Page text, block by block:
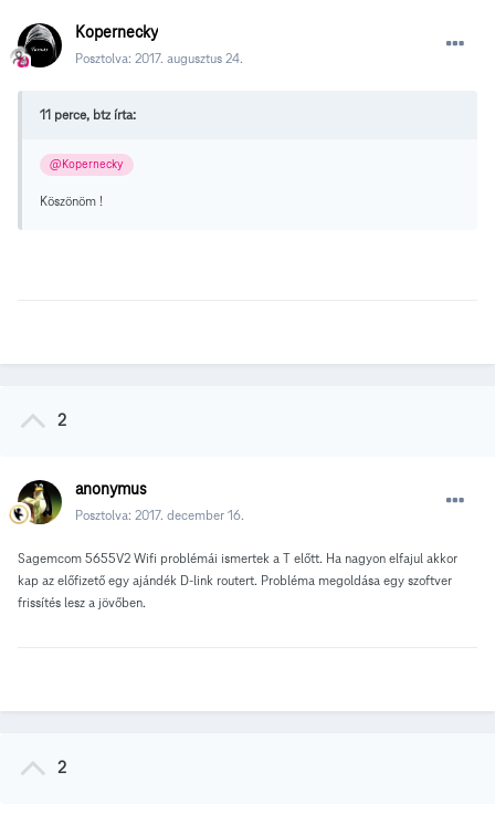
Kopernecky
Posztolva: 2017. augusztus 24.
11 perce, btz írta:
@Kopernecky
Köszönöm !
2
anonymus
Posztolva: 2017. december 16.
Sagemcom 5655V2 Wifi problémái ismertek a T előtt. Ha nagyon elfajul akkor
kap az előfizető egy ajándék D-link routert. Probléma megoldása egy szoftver
frissítés lesz a jövőben.
2